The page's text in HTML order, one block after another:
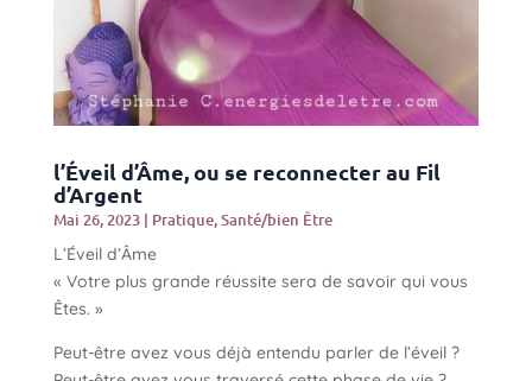
l’Éveil d’Âme, ou se reconnecter au Fil
d’Argent
Mai 26, 2023| Pratique,Santé/bien Être
L’Éveil d’Âme
« Votre plus grande réussite sera de savoir qui vous
Êtes. »
Peut-être avez vous déjà entendu parler de l’éveil ?